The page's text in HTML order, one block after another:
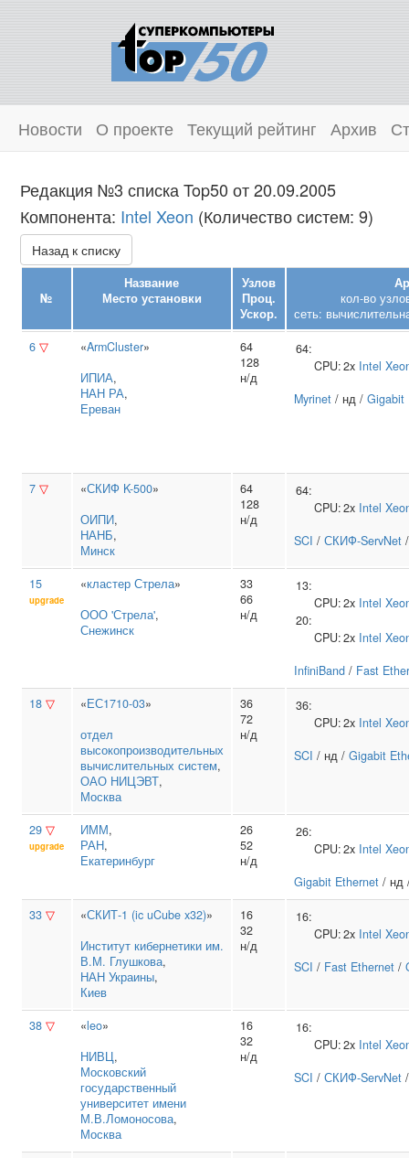
Новости О проекте Текущий рейтинг Архив
Редакция №3 списка Top50 от 20.09.2005
Компонента: Intel Xeon (Количество систем: 9)
Назад к списку
№
Название
Место установки
Узлов
Проц.
Ускор.
кол-во
сеть:
6 ▽ «ArmCluster»
ИПИА,
НАН РА,
Ереван
64
128
н/д
64:
CPU:2x Intel
Myrinet / нд / Gigabit
7 ▽ «СКИФ K-500»
ОИПИ,
НАНБ,
Минск
64
128
н/д
64:
CPU:2x Intel
SCI / СКИФ-ServNet
15
upgrade
«кластер Стрела»
ООО 'Стрела',
Снежинск
33
66
н/д
13:
CPU:2x Intel
20:
CPU:2x Intel
InfiniBand / Fast
18 ▽ «ЕС1710-03»
отдел
высокопроизводительных
вычислительных систем,
ОАО НИЦЭВТ,
Москва
36
72
н/д
36:
CPU:2x Intel
SCI / нд / Gigabit
29 ▽
upgrade
ИММ,
РАН,
Екатеринбург
26
52
н/д
26:
CPU:2x Intel
Gigabit Ethernet / нд
33 ▽ «СКИТ-1 (ic uCube x32)»
Институт кибернетики им.
В.М. Глушкова,
НАН Украины,
Киев
16
32
н/д
16:
CPU:2x Intel
SCI / Fast Ethernet /
38 ▽ «leo»
НИВЦ,
Московский
государственный
университет имени
М.В.Ломоносова,
Москва
16
32
н/д
16:
CPU:2x Intel
SCI / СКИФ-ServNet